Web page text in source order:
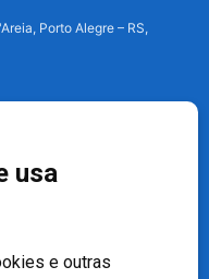
usa
e outras
Porto Alegre – RS,
RS, 92010-010